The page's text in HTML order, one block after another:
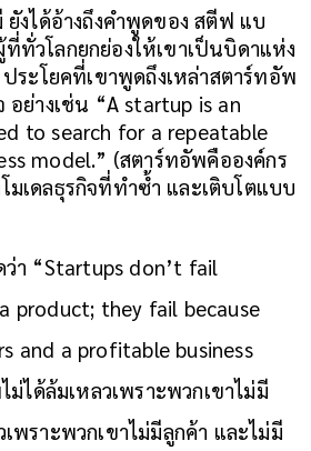
งได้อ้างถึงคำพูดของ สตีฟ แบ
ทั่วโลกยกย่องให้เขาเป็นบิดาแห่ง
ระโยคที่เขาพูดถึงเหล่าสตาร์ทอัพ
ย่างเช่น “A startup is an
to search for a repeatable
model.” (สตาร์ทอัพคือองค์กร
เดลธุรกิจที่ทำซ้ำ และเติบโตแบบ
า “Startups don’t fail
product; they fail because
and a profitable business
ได้ล้มเหลวเพราะพวกเขาไม่มี
ราะพวกเขาไม่มีลูกค้า และไม่มี